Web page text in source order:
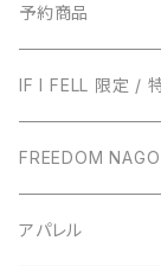
TRUST RECORDS
ENTH
EVERLONG
TONIGHT
ハローモンテスキュー
amanojac
BUNS RECORDS
SideChest
THE NINTH
予約商品
IF I FELL 限定 /
FREEDOM
アパレル